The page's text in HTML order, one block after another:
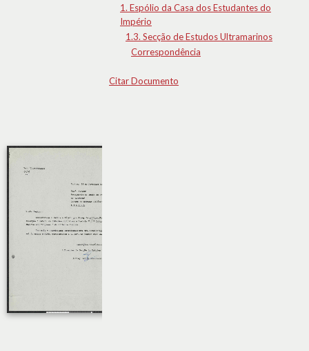
1. Espólio da Casa dos Estudantes do
Império
1.3. Secção de Estudos Ultramarinos
Correspondência
Citar Documento